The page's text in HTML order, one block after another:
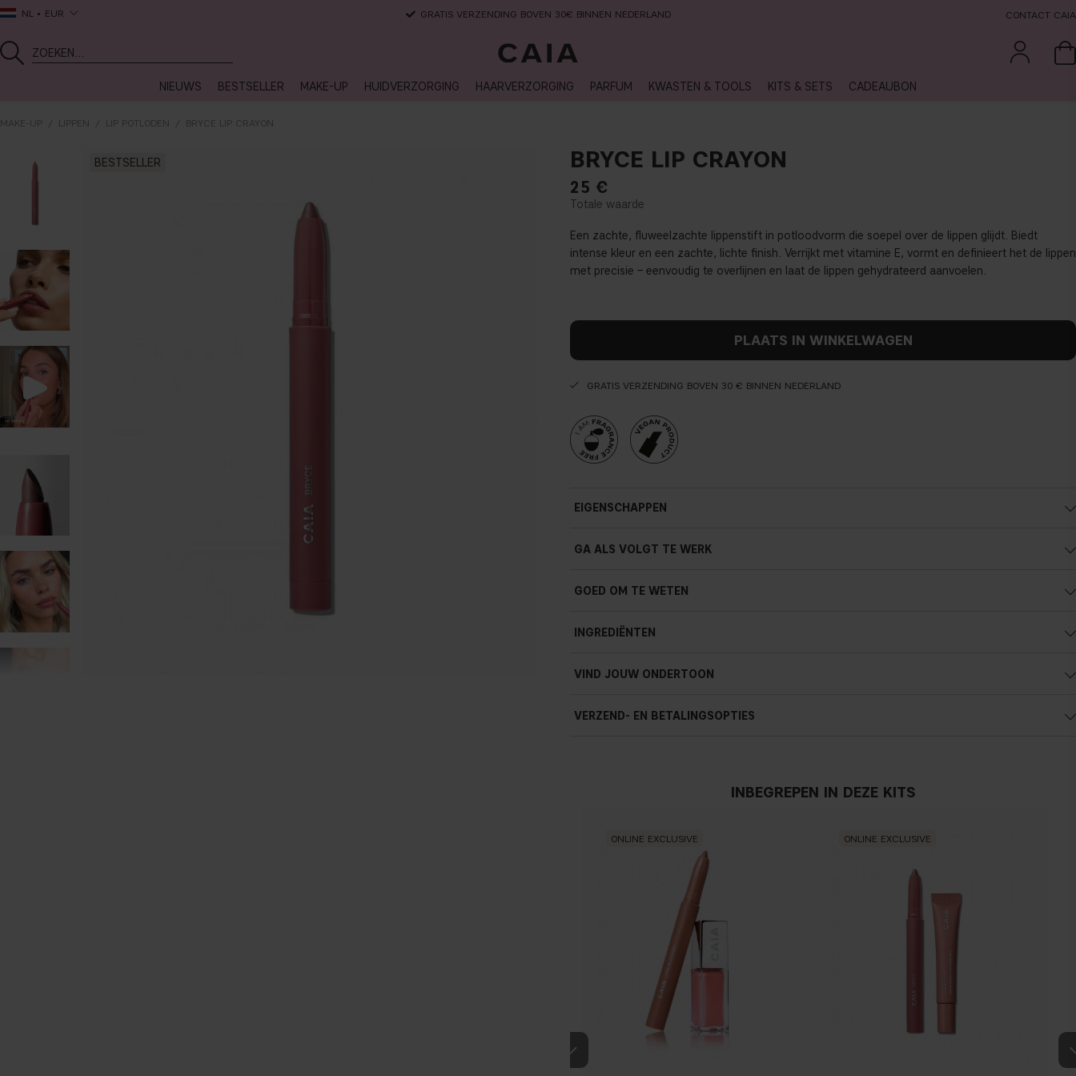
NL EUR LEVERTIJD: 3-5 WERKDAGEN CONTACT CAIA
NIEUWS BESTSELLER MAKE-UP HUIDVERZORGING HAARVERZORGING PARFUM KWASTEN & TOOLS KITS & SETS CADEAUBON
MAKE-UP LIPPEN LIP POTLODEN BRYCE LIP CRAYON
BESTSELLER BRYCE LIP CRAYON
25 €
Een zachte, fluweelzachte lippenstift in potloodvorm die soepel over de lippen glijdt. Biedt
intense kleur en een zachte, lichte finish. Verrijkt met vitamine E, vormt en definieert het de lippen
met precisie – eenvoudig te overlijnen en laat de lippen gehydrateerd aanvoelen.
PLAATS IN WINKELWAGEN
GRATIS VERZENDING BOVEN 30 € BINNEN NEDERLAND
EIGENSCHAPPEN
Verrijkt met vitamine E
1.3g / 0.04 oz
GA ALS VOLGT TE WERK
GOED OM TE WETEN
INGREDIËNTEN
VIND JOUW ONDERTOON
Als je blauwe/donkerpaarse aderen hebt, heb je waarschijnlijk een koele ondertoon, als je aderen
VERZEND- EN BETALINGSOPTIES
INBEGREPEN IN DEZE KITS
ONLINE EXCLUSIVE ONLINE EXCLUSIVE